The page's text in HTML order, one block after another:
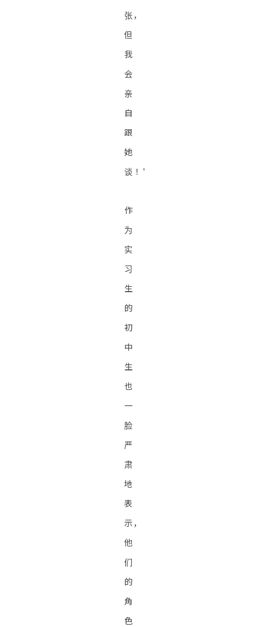
张，
但
我
会
亲
自
跟
她
谈！'
作
为
实
习
生
的
初
中
生
也
一
脸
严
肃
地
表
示，
他
们
的
角
色